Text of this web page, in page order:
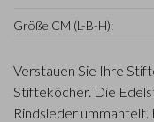
Größe CM (L-B-H):
Verstauen Sie Ihre
Stifteköcher. Die
Rindsleder ummantelt.